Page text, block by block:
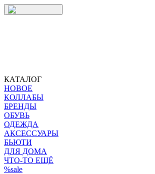
КАТАЛОГ
НОВОЕ
КОЛЛАБЫ
БРЕНДЫ
ОБУВЬ
ОДЕЖДА
АКСЕССУАРЫ
БЬЮТИ
ДЛЯ ДОМА
ЧТО-ТО ЕЩЁ
%sale